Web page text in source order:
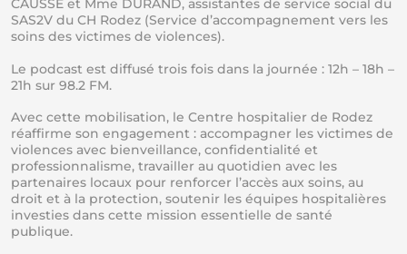
CAUSSE et Mme DURAND, assistantes de service social du
SAS2V du CH Rodez (Service d’accompagnement vers les
soins des victimes de violences).
Le podcast est diffusé trois fois dans la journée : 12h – 18h –
21h sur 98.2 FM.
Avec cette mobilisation, le Centre hospitalier de Rodez
réaffirme son engagement : accompagner les victimes de
violences avec bienveillance, confidentialité et
professionnalisme, travailler au quotidien avec les
partenaires locaux pour renforcer l’accès aux soins, au
droit et à la protection, soutenir les équipes hospitalières
investies dans cette mission essentielle de santé
publique.